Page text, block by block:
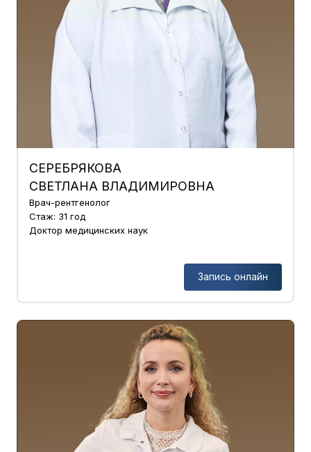
СЕРЕБРЯКОВА
СВЕТЛАНА ВЛАДИМИРОВНА
Врач-рентгенолог
Стаж: 31 год
Доктор медицинских наук
Запись онлайн